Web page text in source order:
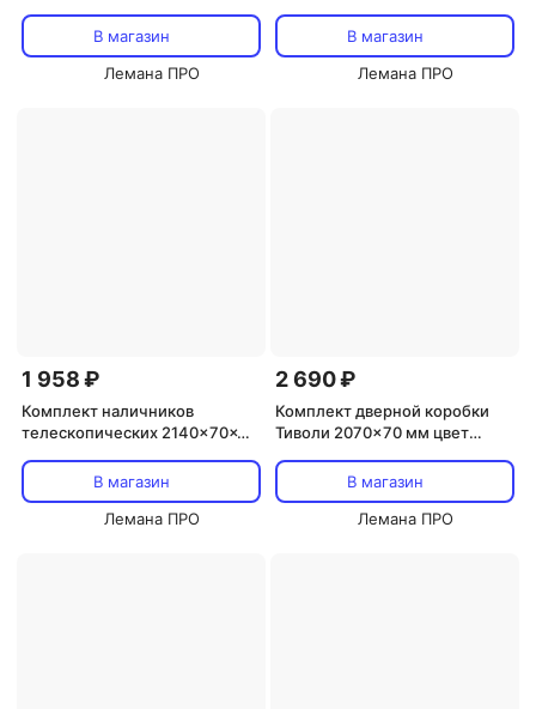
В магазин
Лемана ПРО
В магазин
Лемана ПРО
1 958 ₽
Комплект наличников
телескопических 2140x70x8
В магазин
Лемана ПРО
2 690 ₽
Комплект дверной коробки
Тиволи 2070x70 мм цвет
В магазин
Лемана ПРО